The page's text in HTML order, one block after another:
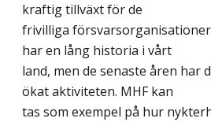
kraftig tillväxt för de
frivilliga
har en lång historia i vårt
land, men de senaste åren har
ökat aktiviteten. MHF kan
tas som exempel på hur